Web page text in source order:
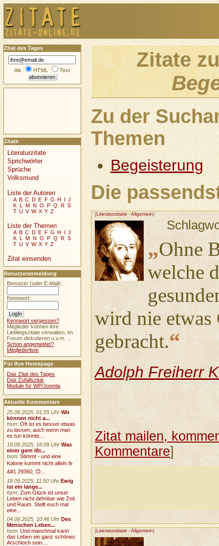
Zitate
Zu der
Themen
Begeisterung
Die
[Literaturzitate -Allgemein]
„Ohne
welche
wird nie etwas
gebracht.“
Adolph Freiherr
Zitat mailen,
Kommentare]
[Literaturzitate -Allgemein]
Zitat des Tages
Als HTML Text
Zitate
Literaturzitate
Sprichwörter
Sprüche
Volksmund
Liste der Autoren
A B C D E F G H I J
K L M N O P Q R S
T U V W X Y Z
Liste der Themen
A B C D E F G H I J
K L M N O P Q R S
T U V W X Y Z
Zitat einsenden
Benutzeranmeldung
Benutzer (oder E-Mail):
Kennwort:
Kennwort vergessen?
Mitglieder können ihre
Lieblingszitate verwalten, im
Forum diskutieren u.v.m. ...
Schon angemeldet?
Mitgliederliste
Für Ihre Homepage
Das Zitat des Tages
Das Zufallszitat
Module für WP/Joomla
Aktuelle Kommentare
25.09.2025, 01:55 Uhr Wir
können nicht a...
hsm:Oft ist es besser etwas
zu lassen, auch wenn man
es tun könnte....
19.09.2025, 16:09 Uhr Was
einer gern ißt...
hsm:Stimmt - und eine
Kalorie kommt nicht allein.☕
&#1 29360; 🙃...
18.09.2025, 11:50 Uhr Ewig
ist ein lange...
hsm:Zum Glück ist unser
Leben nicht dehnbar wie Zeit
und Raum. Stellt euch mal
eine...
04.09.2025, 10:46 Uhr Des
Menschen Leben...
hsm:Und manchmal kann
das Leben ein ganz schönes
Arschloch sein....